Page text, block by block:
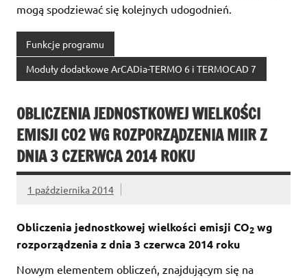
mogą spodziewać się kolejnych udogodnień.
Funkcje programu
Moduły dodatkowe ArCADia-TERMO 6 i TERMOCAD 7
OBLICZENIA JEDNOSTKOWEJ WIELKOŚCI
EMISJI CO2 WG ROZPORZĄDZENIA MIIR Z
DNIA 3 CZERWCA 2014 ROKU
1 października 2014
Obliczenia jednostkowej wielkości emisji CO2 wg
rozporządzenia z dnia 3 czerwca 2014 roku
Nowym elementem obliczeń, znajdującym się na